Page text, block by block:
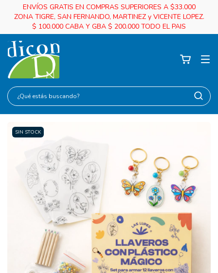
ENVÍOS GRATIS EN COMPRAS SUPERIORES A $33.000
ZONA TIGRE, SAN FERNANDO, MARTINEZ y VICENTE LOPEZ.
$ 100.000 CABA Y GBA $ 200.000 TODO EL PAIS
SIN STOCK